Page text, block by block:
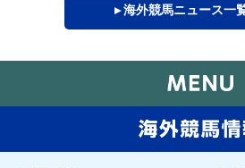
▸ 海外競馬ニュース一